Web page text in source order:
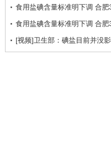
食用盐碘含量标准明下调 合
食用盐碘含量标准明下调 合
[视频]卫生部：碘盐目前并没